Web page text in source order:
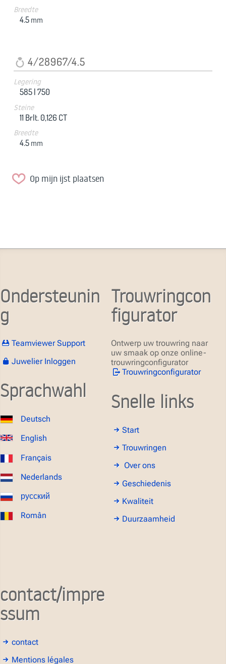
Breedte
4.5 mm
4/28967/4.5
Legering
585 |750
Steine
11 Brlt. 0,126 CT
Breedte
4.5 mm
Op mijn ijst plaatsen
Ondersteunin
g
Teamviewer Support
Juwelier Inloggen
Sprachwahl
Deutsch
English
Français
Nederlands
русский
Român
Trouwringcon
figurator
Ontwerp uw trouwring naar
uw smaak op onze online-
trouwringconfigurator
Trouwringconfigurator
Snelle links
Start
Trouwringen
Over ons
Geschiedenis
Kwaliteit
Duurzaamheid
contact/impre
ssum
contact
Mentions légales